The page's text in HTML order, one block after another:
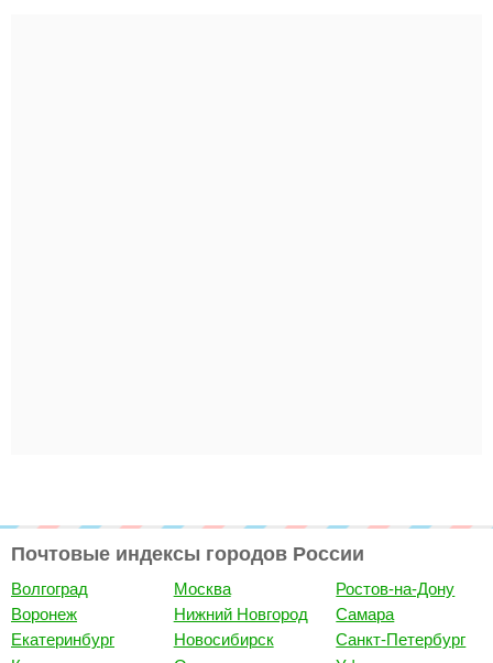
Почтовые индексы городов России
Волгоград
Воронеж
Екатеринбург
Москва
Нижний Новгород
Новосибирск
Ростов-на-Дону
Самара
Санкт-Петербург